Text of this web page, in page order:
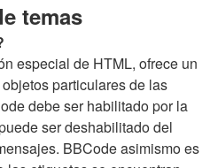
temas
especial de HTML, ofrece un
particulares de las
debe ser habilitado por la
ser deshabilitado del
BBCode asimismo es